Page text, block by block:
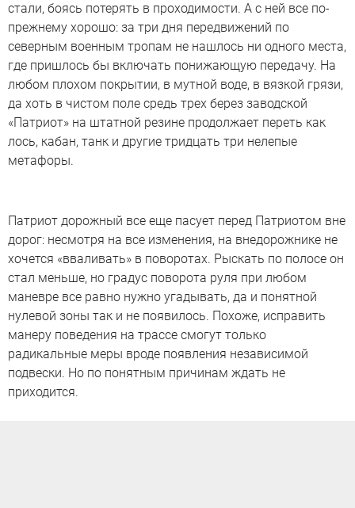
стали, боясь потерять в проходимости. А с ней все по-
прежнему хорошо: за три дня передвижений по
северным военным тропам не нашлось ни одного места,
где пришлось бы включать понижающую передачу. На
любом плохом покрытии, в мутной воде, в вязкой грязи,
да хоть в чистом поле средь трех берез заводской
«Патриот» на штатной резине продолжает переть как
лось, кабан, танк и другие тридцать три нелепые
метафоры.
Патриот дорожный все еще пасует перед Патриотом вне
дорог: несмотря на все изменения, на внедорожнике не
хочется «вваливать» в поворотах. Рыскать по полосе он
стал меньше, но градус поворота руля при любом
маневре все равно нужно угадывать, да и понятной
нулевой зоны так и не появилось. Похоже, исправить
манеру поведения на трассе смогут только
радикальные меры вроде появления независимой
подвески. Но по понятным причинам ждать не
приходится.